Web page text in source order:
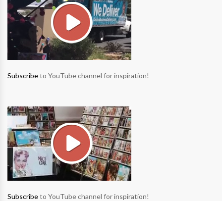
Subscribeto YouTube channel for inspiration!
Subscribeto YouTube channel for inspiration!